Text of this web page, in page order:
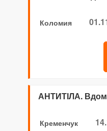
Коломия
АНТИТІЛА.
Кременчук